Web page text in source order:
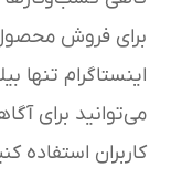
برای فروش
اینستاگرام تنها
می‌توانید برای
کاربران استفاده